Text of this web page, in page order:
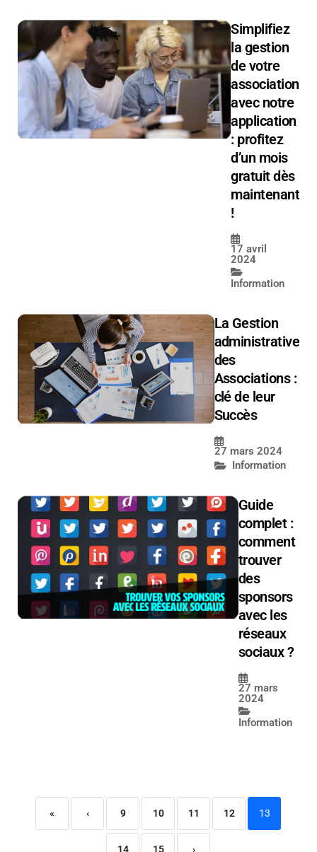
Simplifiez
la gestion
de votre
association
avec notre
application
: profitez
d’un mois
gratuit dès
maintenant
!
17 avril
2024
Information
La Gestion
administrative
des
Associations :
clé de leur
Succès
27 mars 2024
Information
Guide
complet :
comment
trouver
des
sponsors
avec les
réseaux
sociaux ?
27 mars
2024
Information
« ‹ 9 10 11 12 13
14 15 ›